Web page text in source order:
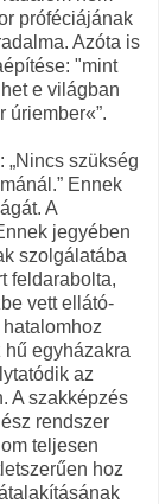
próféciájának
Azóta is
"mint
e világban
úriember«”.
szükség
Ennek
A
jegyében
szolgálatába
feldarabolta,
vett ellátó-
hű egyházakra
az
A szakképzés
rendszer
teljesen
hoz